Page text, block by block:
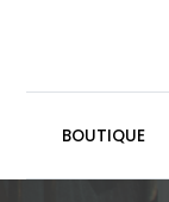
BOUTIQUE